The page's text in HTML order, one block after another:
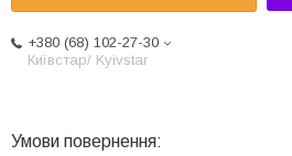
+380 (68) 102-27-30
Київстар/ Kyivstar